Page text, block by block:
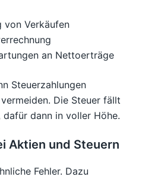
von Verkäufen
an Nettoerträge
Steuerzahlungen
Die Steuer fällt
dafür dann in voller Höhe.
Aktien und Steuern
Fehler. Dazu